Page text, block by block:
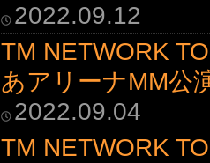
2022.09.12
TM NETWORK
あアリーナMM公
2022.09.04
TM NETWORK